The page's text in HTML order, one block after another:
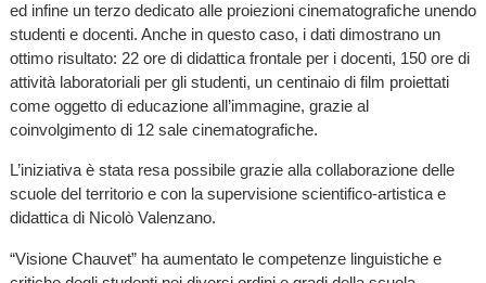
ed infine un terzo dedicato alle proiezioni cinematografiche unendo
studenti e docenti. Anche in questo caso, i dati dimostrano un
ottimo risultato: 22 ore di didattica frontale per i docenti, 150 ore di
attività laboratoriali per gli studenti, un centinaio di film proiettati
come oggetto di educazione all’immagine, grazie al
coinvolgimento di 12 sale cinematografiche.
L’iniziativa è stata resa possibile grazie alla collaborazione delle
scuole del territorio e con la supervisione scientifico-artistica e
didattica di Nicolò Valenzano.
“Visione Chauvet” ha aumentato le competenze linguistiche e